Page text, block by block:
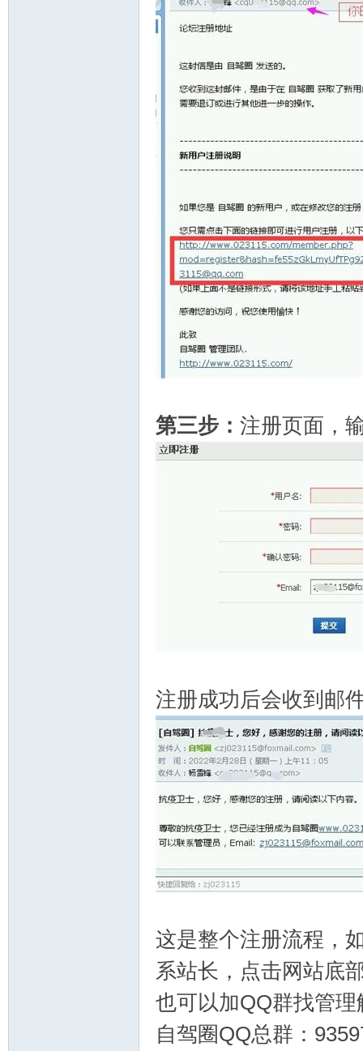
第三步： 注册页面，
注册成功后会收到邮
这是整个注册流程，
系站长，点击网站底
也可以加QQ群找管理
自驾圈QQ总群：